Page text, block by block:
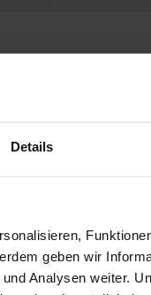
Details
geben wir
Analysen weiter.
der
regelmäßigen
Neubewertung
Türken,